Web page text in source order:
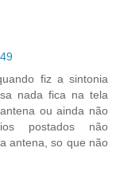
fiz a sintonia
nada fica na tela
ou ainda não
postados não
antena, so que não